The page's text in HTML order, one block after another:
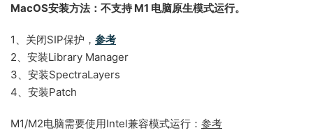
MacOS安装方法：不支持 M1 电脑原生模式运行。
1、关闭SIP保护， 参考
2、安装Library Manager
3、安装SpectraLayers
4、安装Patch
M1/M2电脑需要使用Intel兼容模式运行： 参考